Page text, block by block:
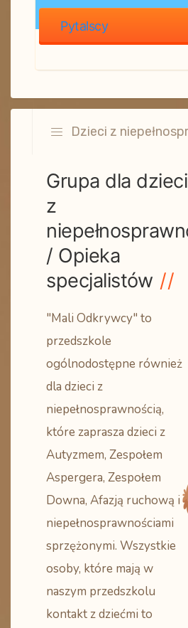
Pytalscy
Dzieci z
Grupa dla dzieci
z
/ Opieka
specjalistów
"Mali Odkrywcy" to
przedszkole
ogólnodostępne również
dla dzieci z
niepełnosprawnością,
które zaprasza dzieci z
Autyzmem, Zespołem
Aspergera, Zespołem
Downa, Afazją ruchową i
niepełnosprawnościami
sprzężonymi. Wszystkie
osoby, które mają w
naszym przedszkolu
kontakt z dziećmi to